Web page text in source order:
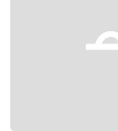
Previous slide